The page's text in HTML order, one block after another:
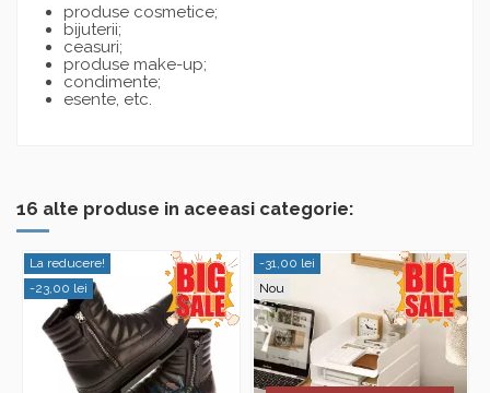
produse cosmetice;
bijuterii;
ceasuri;
produse make-up;
condimente;
esente, etc.
16 alte produse in aceeasi categorie:
La reducere!
-23,00 lei
-31,00 lei
Nou